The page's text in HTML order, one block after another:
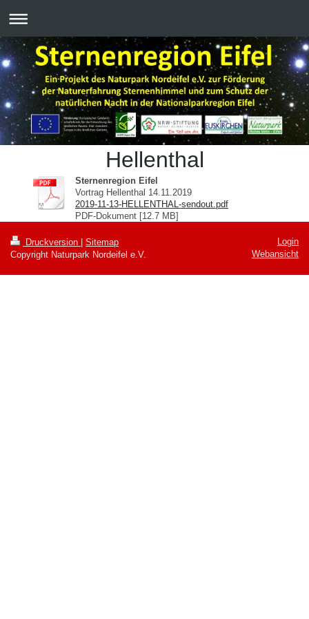
Hellenthal
Sternenregion Eifel
Vortrag Hellenthal 14.11.2019
2019-11-13-HELLENTHAL-sendout.pdf
PDF-Dokument [12.7 MB]
Druckversion | Sitemap
Copyright Naturpark Nordeifel e.V.
Login
Webansicht